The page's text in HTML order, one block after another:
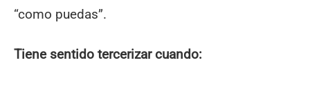
“como puedas”.
Tiene sentido tercerizar cuando: